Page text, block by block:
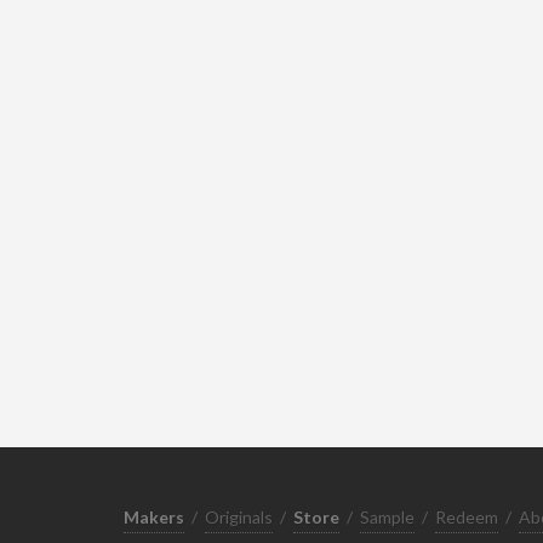
Makers / Originals / Store / Sample / Redeem /